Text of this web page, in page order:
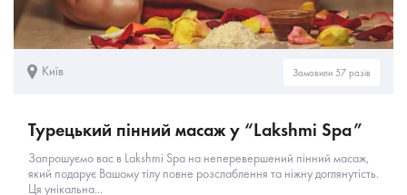
Київ Замовили 57 разів
Турецький пінний масаж у “Lakshmi Spa”
Запрошуємо вас в Lakshmi Spa на неперевершений пінний масаж,
який подарує Вашому тілу повне розслаблення та ніжну доглянутість.
Ця унікальна...